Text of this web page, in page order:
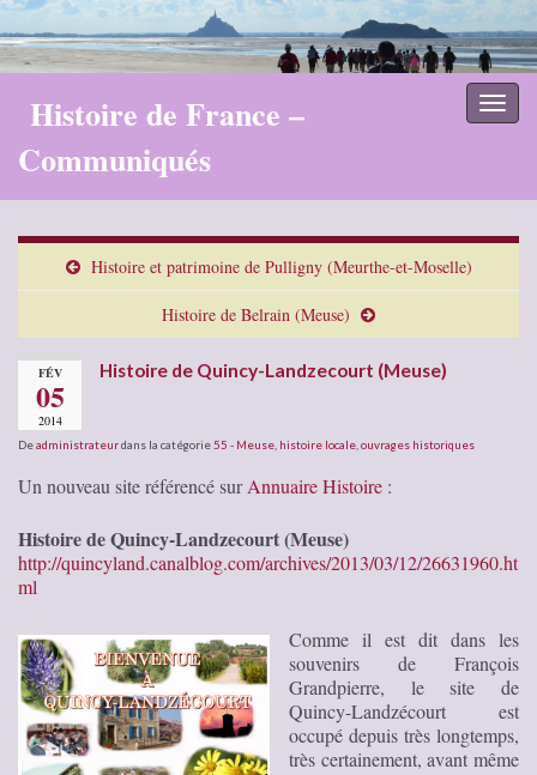
Histoire de France –
Communiqués
Histoire et patrimoine de Pulligny (Meurthe-et-Moselle)
Histoire de Belrain (Meuse)
FÉV
05
2014
Histoire de Quincy-Landzecourt (Meuse)
Deadministrateurdans la catégorie 55 - Meuse histoire locale ouvrages historiques
Un nouveau site référencé surAnnuaire Histoire :
Histoire de Quincy-Landzecourt (Meuse)
http://quincyland.canalblog.com/archives/2013/03/12/26631960.ht
ml
Comme il est dit dans les
souvenirs de François
Grandpierre, le site de
Quincy-Landzécourt est
occupé depuis très longtemps,
très certainement, avant même